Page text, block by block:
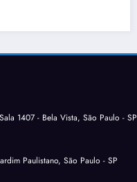
1407 - Bela Vista, São Paulo - SP
Paulistano, São Paulo - SP